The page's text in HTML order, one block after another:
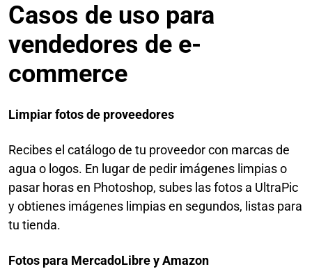
Casos de uso para
vendedores de e-
commerce
Limpiar fotos de proveedores
Recibes el catálogo de tu proveedor con marcas de
agua o logos. En lugar de pedir imágenes limpias o
pasar horas en Photoshop, subes las fotos a UltraPic
y obtienes imágenes limpias en segundos, listas para
tu tienda.
Fotos para MercadoLibre y Amazon